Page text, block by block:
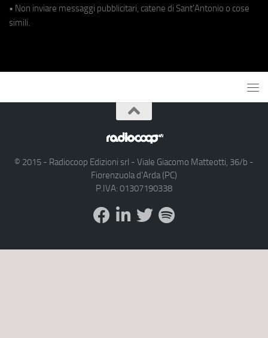
• Non inviare messaggi pubblicitari, catene di Sant'Antonio o cose
simili.
© 2015 - Radiocoop Edizioni srl - Viale Giacomo Matteotti, 36/b -
Fiorenzuola d'Arda (PC)
P.IVA: 01307190338